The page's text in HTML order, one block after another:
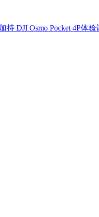
持 DJI Osmo Pocket 4P体验